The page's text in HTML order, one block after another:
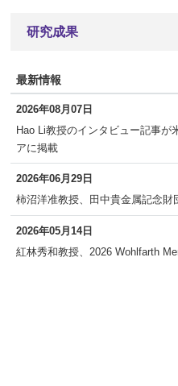
研究成果
最新情報
2026年08月07日
Hao Li教授のインタビュー記事が
アに掲載
2026年06月29日
柿沼洋准教授、田中貴金属記念
2026年05月14日
紅林秀和教授、2026 Wohlfarth